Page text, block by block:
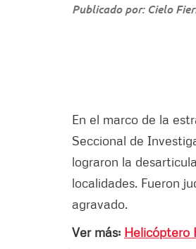
Publicado por: Cielo
En el marco de la
Seccional de
lograron la
localidades. Fueron
agravado.
Ver más: Helicóptero